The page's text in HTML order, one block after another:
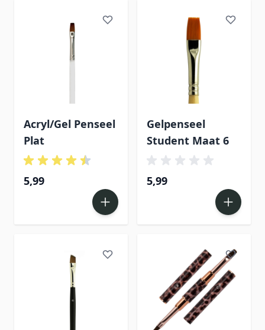
Acryl/Gel Penseel
Plat
5,99
Gelpenseel
Student Maat 6
5,99